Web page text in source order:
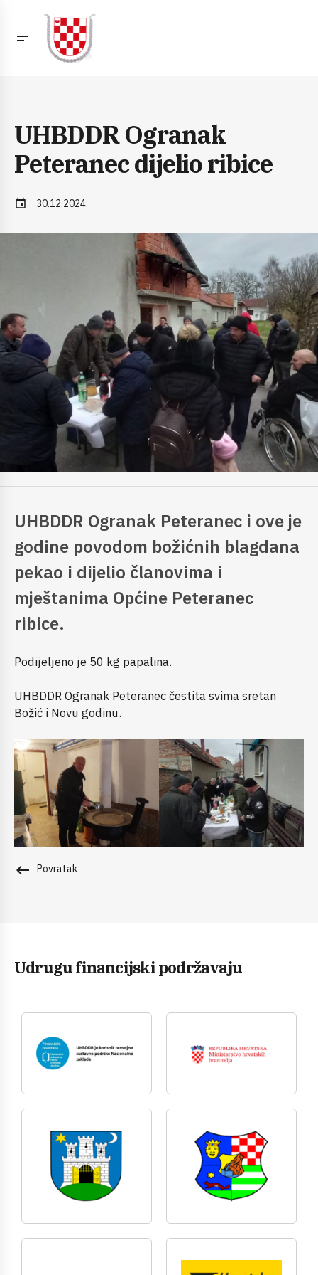
UHBDDR Ogranak
Peteranec dijelio ribice
event 30.12.2024.
UHBDDR Ogranak Peteranec i ove je
godine povodom božićnih blagdana
pekao i dijelio članovima i
mještanima Općine Peteranec
ribice.
Podijeljeno je 50 kg papalina.
UHBDDR Ogranak Peteranec čestita svima sretan
Božić i Novu godinu.
keyboard_backspace Povratak
Udrugu financijski podržavaju